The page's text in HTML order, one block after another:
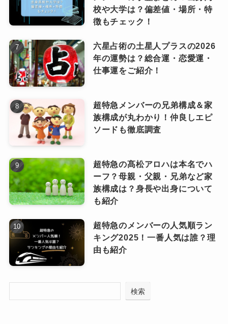
演を開催し、7000人以上を動員。
これは単なる一過性の人気ではなく、彼らの実
力と戦略によって築かれた“本物の支持”であるこ
とを示しています。
ピンときた
なっちー
今後はさらにワールドツアーの規
模が拡大することが予想されてお
り、「日本発のグローバルボーイ
ズグループ」としての存在感をよ
り一層強めていくことは間違いな
さそう！
&TEAM(エンチーム)の評判は？
「仲が良い＝見ていて安心する」「応援しがい
がある」という心理は、どこの国のファンにも
共通しているようです。
期待の声
一方で、韓国でも「もっと音楽性の幅を
広げてほしい」「新しいコンセプトを見
てみたい」といった期待の声もあり、今
後の進化に対する関心は高まっていま
す。
テレビ出演やSNSでの発信、ファンとの交流機
会を増やすことで、さらに愛される存在になる
可能性は十分にありそう！
校や大学は？偏差値・場所・特
徴もチェック！
六星占術の土星人プラスの2026
年の運勢は？総合運・恋愛運・
仕事運をご紹介！
超特急メンバーの兄弟構成＆家
族構成が丸わかり！仲良しエピ
ソードも徹底調査
超特急の髙松アロハは本名でハ
ーフ？母親・父親・兄弟など家
族構成は？身長や出身について
も紹介
超特急のメンバーの人気順ラン
キング2025！一番人気は誰？理
由も紹介
検索